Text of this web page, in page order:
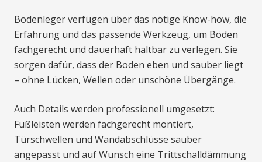
Bodenleger verfügen über das nötige Know-how, die
Erfahrung und das passende Werkzeug, um Böden
fachgerecht und dauerhaft haltbar zu verlegen. Sie
sorgen dafür, dass der Boden eben und sauber liegt
– ohne Lücken, Wellen oder unschöne Übergänge.
Auch Details werden professionell umgesetzt:
Fußleisten werden fachgerecht montiert,
Türschwellen und Wandabschlüsse sauber
angepasst und auf Wunsch eine Trittschalldämmung